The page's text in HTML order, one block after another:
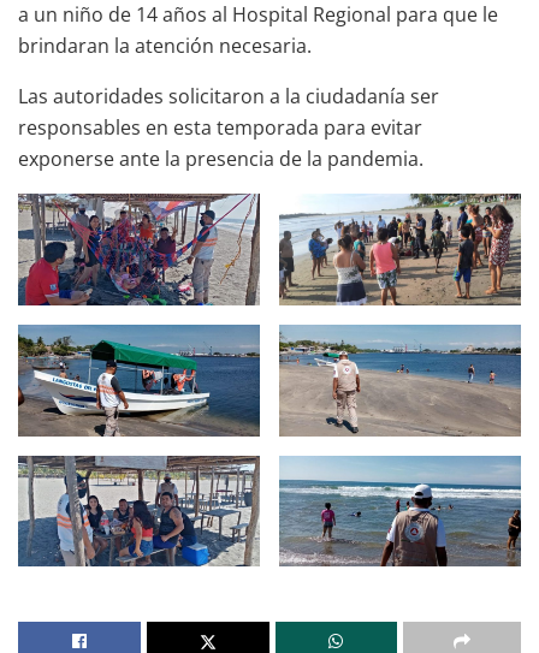
a un niño de 14 años al Hospital Regional para que le
brindaran la atención necesaria.
Las autoridades solicitaron a la ciudadanía ser
responsables en esta temporada para evitar
exponerse ante la presencia de la pandemia.